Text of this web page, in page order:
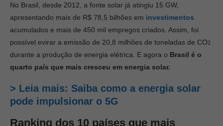
No Brasil, desde 2012, a fonte solar já atingiu 15 GW,
apresentando mais de R$ 78,5 bilhões em investimentos
acumulados e mais de 450 mil empregos criados. Assim, foi
possível evirar a emissão de 20,8 milhões de toneladas de CO2
durante a produção de energia elétrica. E agora o Brasil é o
quarto país que mais cresceu em energia solar.
> Leia mais: Saiba como a energia solar
pode impulsionar o 5G
Ranking dos 10 países que mais